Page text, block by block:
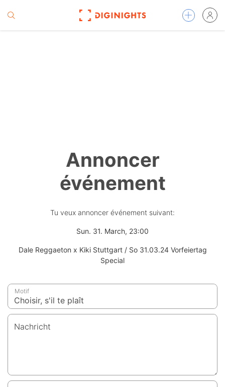
Annoncer
événement
Tu veux annoncer événement suivant:
Sun. 31. March, 23:00
Dale Reggaeton x Kiki Stuttgart / So 31.03.24 Vorfeiertag
Special
Motif
Nachricht